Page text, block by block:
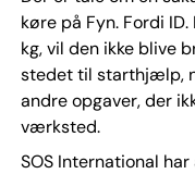
køre på Fyn. Fordi
kg, vil den ikke blive
stedet til starthjælp,
andre opgaver, der
værksted.
SOS International